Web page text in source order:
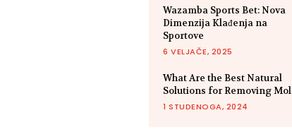
Wazamba Sports Bet: Nova
Dimenzija Klađenja na
Sportove
6 VELJAČE, 2025
What Are the Best Natural
Solutions for Removing
1 STUDENOGA, 2024